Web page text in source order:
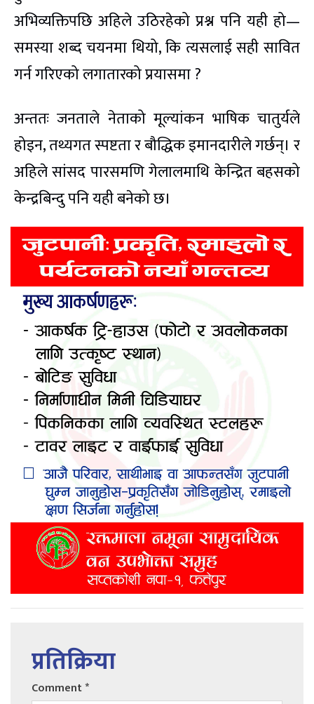
अभिव्यक्तिपछि अहिले उठिरहेको प्रश्न पनि यही हो—
समस्या शब्द चयनमा थियो, कि त्यसलाई सही सावित
गर्न गरिएको लगातारको प्रयासमा ?
अन्ततः जनताले नेताको मूल्यांकन भाषिक चातुर्यले
होइन, तथ्यगत स्पष्टता र बौद्धिक इमानदारीले गर्छन्। र
अहिले सांसद पारसमणि गेलालमाथि केन्द्रित बहसको
केन्द्रबिन्दु पनि यही बनेको छ।
प्रतिक्रिया
Comment*